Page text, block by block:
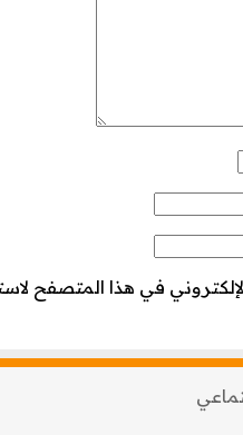
في هذا المتصفح